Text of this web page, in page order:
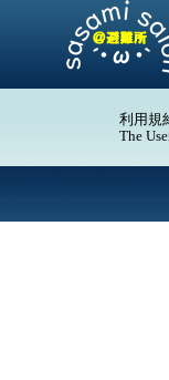
利用規
The